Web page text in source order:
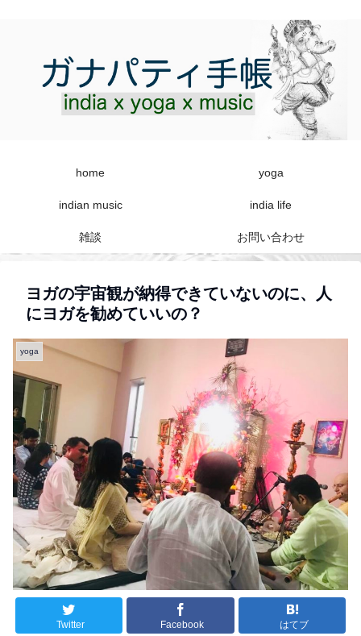
home yoga
indian music india life
雑談 お問い合わせ
ヨガの宇宙観が納得できていないのに、人
にヨガを勧めていいの？
yoga
Twitter Facebook はてブ